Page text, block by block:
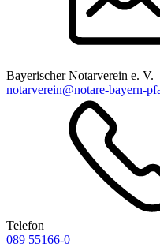
Bayerischer Notarverein e. V.
notarverein@notare-bayern-
Telefon
089 55166-0